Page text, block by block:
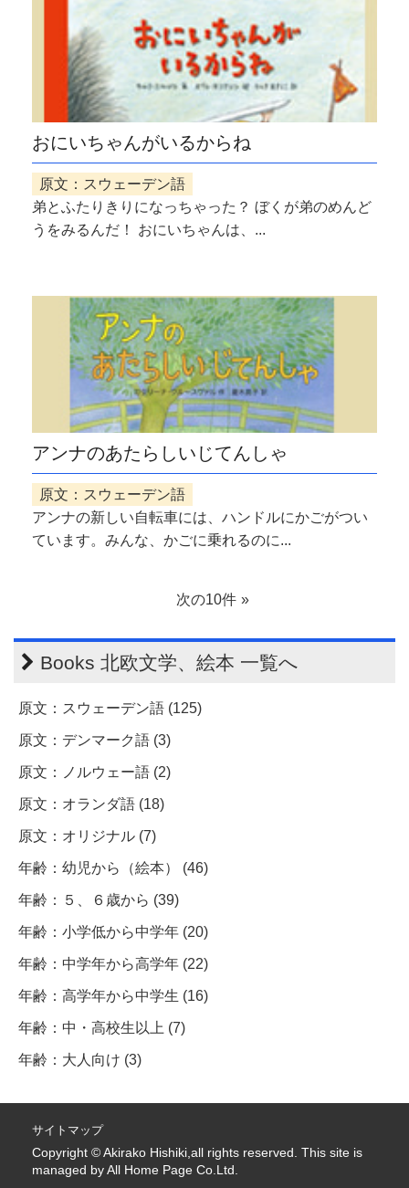
おにいちゃんがいるからね
原文：スウェーデン語
弟とふたりきりになっちゃった？ ぼくが弟のめんど
うをみるんだ！ おにいちゃんは、...
アンナのあたらしいじてんしゃ
原文：スウェーデン語
アンナの新しい自転車には、ハンドルにかごがつい
ています。みんな、かごに乗れるのに...
次の10件
Books 北欧文学、絵本 一覧へ
原文：スウェーデン語 (125)
原文：デンマーク語 (3)
原文：ノルウェー語 (2)
原文：オランダ語 (18)
原文：オリジナル (7)
年齢：幼児から（絵本） (46)
年齢：５、６歳から (39)
年齢：小学低から中学年 (20)
年齢：中学年から高学年 (22)
年齢：高学年から中学生 (16)
年齢：中・高校生以上 (7)
年齢：大人向け (3)
サイトマップ
Copyright © Akirako Hishiki,all rights reserved. This site is
managed by All Home Page Co.Ltd.